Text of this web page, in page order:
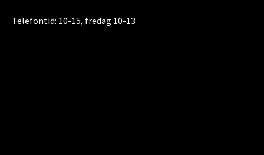
Telefontid: 10-15, fredag 10-13